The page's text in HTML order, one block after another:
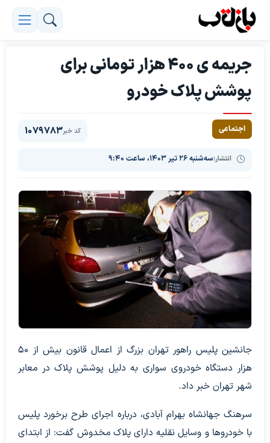
جریمه ی ۴۰۰ هزار تومانی برای
پوشش پلاک خودرو
اجتماعی
انتشار:سه‌شنبه ۲۶ تیر ۱۴۰۳، ساعت ۹:۴۰
کد خبر1079783
جانشین پلیس راهور تهران بزرگ از اعمال قانون بیش از ۵۰
هزار دستگاه خودروی سواری به دلیل پوشش پلاک در معابر
شهر تهران خبر داد.
سرهنگ جهانشاه بهرام آبادی، درباره اجرای طرح برخورد پلیس
با خودروها و وسایل نقلیه دارای پلاک مخدوش گفت:‌ از ابتدای